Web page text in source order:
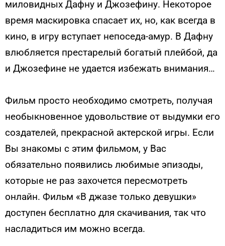
миловидных Дафну и Джозефину. Некоторое
время маскировка спасает их, но, как всегда в
кино, в игру вступает непоседа-амур. В Дафну
влюбляется престарелый богатый плейбой, да
и Джозефине не удается избежать внимания…
Фильм просто необходимо смотреть, получая
необыкновенное удовольствие от выдумки его
создателей, прекрасной актерской игры. Если
Вы знакомы с этим фильмом, у Вас
обязательно появились любимые эпизоды,
которые не раз захочется пересмотреть
онлайн. Фильм «В джазе только девушки»
доступен бесплатно для скачивания, так что
насладиться им можно всегда.